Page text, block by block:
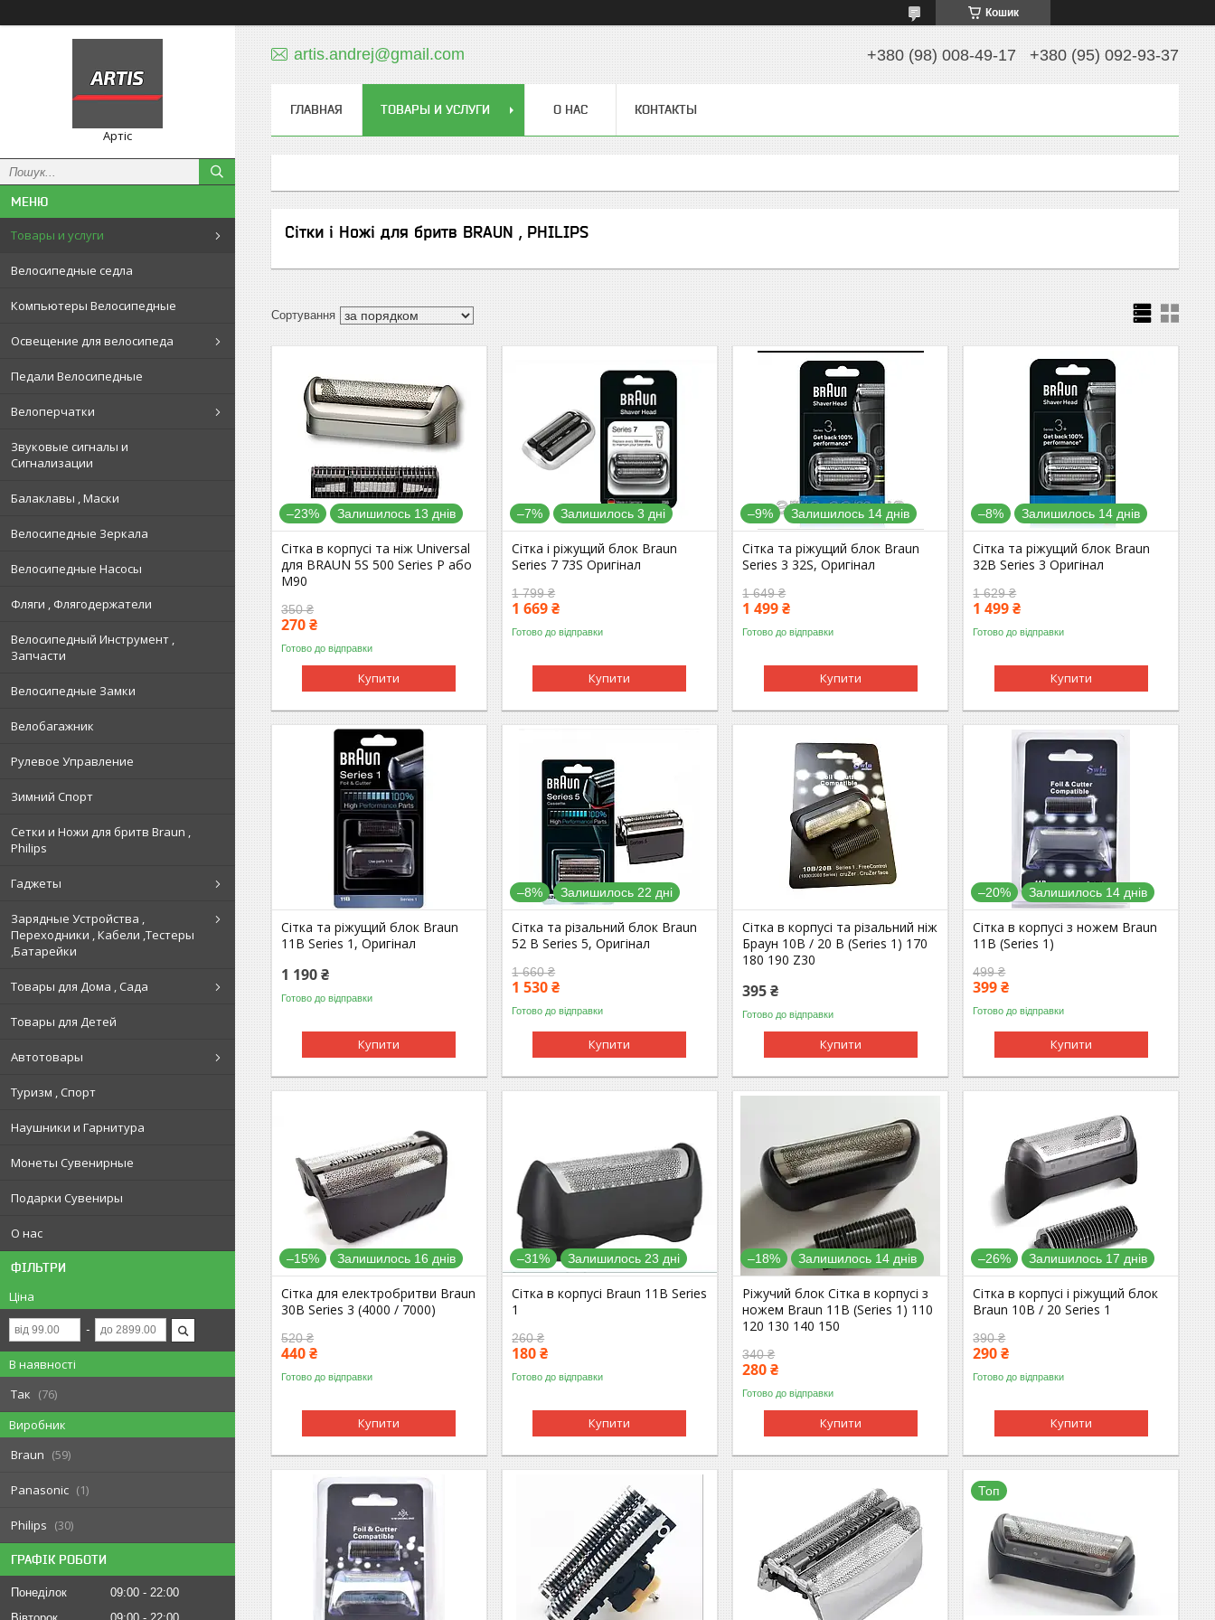
Кошик
Артіс
Товары и услуги
Велосипедные седла
Компьютеры Велосипедные
Освещение для велосипеда
Педали Велосипедные
Велоперчатки
Звуковые сигналы и
Сигнализации
Балаклавы , Маски
Велосипедные Зеркала
Велосипедные Насосы
Фляги , Флягодержатели
Велосипедный Инструмент ,
Запчасти
Велосипедные Замки
Велобагажник
Рулевое Управление
Зимний Спорт
Сетки и Ножи для бритв Braun ,
Philips
Гаджеты
Зарядные Устройства ,
Переходники , Кабели ,Тестеры
,Батарейки
Товары для Дома , Сада
Товары для Детей
Автотовары
Туризм , Спорт
Наушники и Гарнитура
Монеты Сувенирные
Подарки Сувениры
О нас
ФІЛЬТРИ
Ціна
В наявності
Так
76
Виробник
Braun
59
Panasonic 1
Philips 30
ГРАФІК РОБОТИ
Понеділок 09:00
22:00
artis.andrej@gmail.com +380 (98) 008-49-17 +380 (95) 092-93-37
ГЛАВНАЯ ТОВАРЫ И УСЛУГИ О НАС КОНТАКТЫ
Сітки і Ножі для бритв BRAUN , PHILIPS
–23% Залишилось 13 днів
Сітка в корпусі та ніж Universal
для BRAUN 5S 500 Series P або
M90
350 ₴
270 ₴
Готово до відправки
Купити
–7% Залишилось 3 дні
Сітка і ріжущий блок Braun
Series 7 73S Оригінал
1 799 ₴
1 669 ₴
Готово до відправки
Купити
–9% Залишилось 14 днів
Сітка та ріжущий блок Braun
Series 3 32S, Оригінал
1 649 ₴
1 499 ₴
Готово до відправки
Купити
–8% Залишилось 14 днів
Сітка та ріжущий блок Braun
32B Series 3 Оригінал
1 629 ₴
1 499 ₴
Готово до відправки
Купити
Сітка та ріжущий блок Braun
11B Series 1, Оригінал
1 190 ₴
Готово до відправки
Купити
–8% Залишилось 22 дні
Сітка та різальний блок Braun
52 В Series 5, Оригінал
1 660 ₴
1 530 ₴
Готово до відправки
Купити
Сітка в корпусі та різальний ніж
Браун 10B / 20 В (Series 1) 170
180 190 Z30
395 ₴
Готово до відправки
Купити
–20% Залишилось 14 днів
Сітка в корпусі з ножем Braun
11B (Series 1)
499 ₴
399 ₴
Готово до відправки
Купити
–15% Залишилось 16 днів
Сітка для електробритви Braun
30B Series 3 (4000 / 7000)
520 ₴
440 ₴
Готово до відправки
Купити
–31% Залишилось 23 дні
Сітка в корпусі Braun 11B Series
1
260 ₴
180 ₴
Готово до відправки
Купити
–18% Залишилось 14 днів
Ріжучий блок Сітка в корпусі з
ножем Braun 11B (Series 1) 110
120 130 140 150
340 ₴
280 ₴
Готово до відправки
Купити
–26% Залишилось 17 днів
Сітка в корпусі і ріжущий блок
Braun 10B / 20 Series 1
390 ₴
290 ₴
Готово до відправки
Купити
Топ